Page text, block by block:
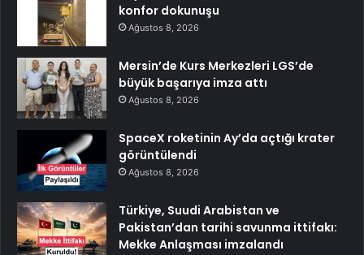
konfor dokunuşu
Ağustos 8, 2026
Mersin’de Kurs Merkezleri LGS’de
büyük başarıya imza attı
Ağustos 8, 2026
SpaceX roketinin Ay’da açtığı krater
görüntülendi
Ağustos 8, 2026
Türkiye, Suudi Arabistan ve
Pakistan’dan tarihi savunma ittifakı:
Mekke Anlaşması imzalandı